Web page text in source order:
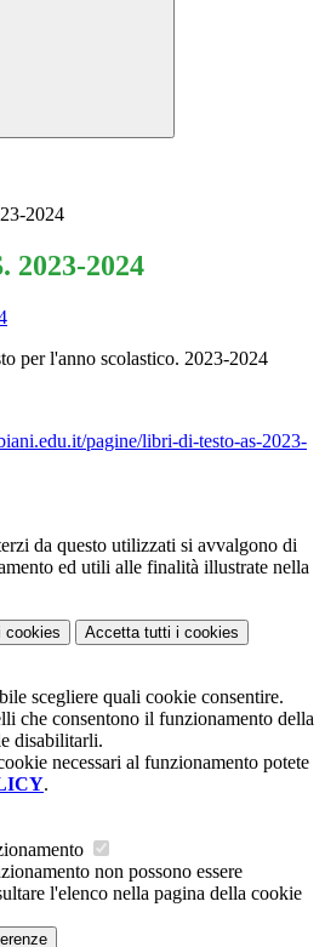
2024
2023-2024
per l'anno scolastico. 2023-2024
pagine/libri-di-testo-as-2023-
da questo utilizzati si avvalgono di
ed utili alle finalità illustrate nella
cookies Accetta tutti i cookies
scegliere quali cookie consentire.
che consentono il funzionamento della
disabilitarli.
necessari al funzionamento potete
.
non possono essere
l'elenco nella pagina della cookie